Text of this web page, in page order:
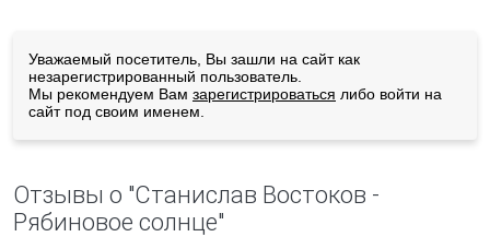
Уважаемый посетитель, Вы зашли на сайт как
незарегистрированный пользователь.
Мы рекомендуем Вам зарегистрироваться либо войти на
сайт под своим именем.
Отзывы о "Станислав Востоков -
Рябиновое солнце"